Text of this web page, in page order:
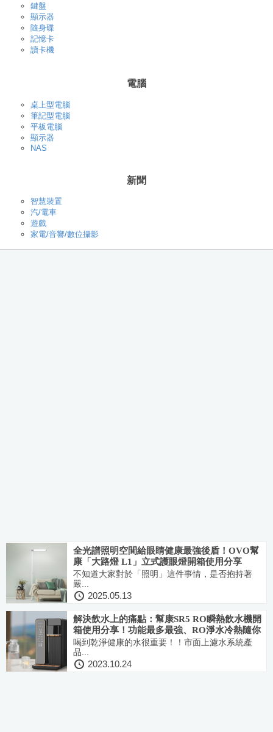
鍵盤
顯示器
隨身碟
記憶卡
讀卡機
電腦
桌上型電腦
筆記型電腦
平板電腦
顯示器
NAS
新聞
智慧裝置
汽/電車
遊戲
家電/音響/數位攝影
全光譜照明空間給眼睛健康最強後盾！OVO幫
康「大路燈 L1」立式護眼燈開箱使用分享
不知道大家對於「照明」這件事情，是否抱持著
嚴...
2025.05.13
解決飲水上的痛點：幫康SR5 RO瞬熱飲水機開
箱使用分享！功能最多最強、RO淨水冷熱隨你
喝
喝到乾淨健康的水很重要！！市面上濾水系統產
品...
2023.10.24